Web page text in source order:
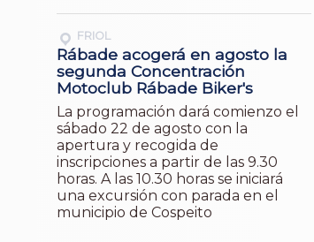
FRIOL
Rábade acogerá en agosto la
segunda Concentración
Motoclub Rábade Biker's
La programación dará comienzo el
sábado 22 de agosto con la
apertura y recogida de
inscripciones a partir de las 9.30
horas. A las 10.30 horas se iniciará
una excursión con parada en el
municipio de Cospeito